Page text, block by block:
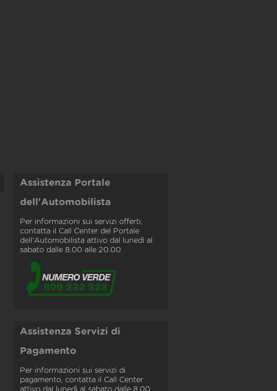
Assistenza Portale
dell'Automobilista
Per informazioni sui servizi offerti,
contatta il Call Center del Portale
dell'Automobilista attivo dal lunedì al
sabato dalle 8.00 alle 20.00
Assistenza Servizi di
Pagamento
Per informazioni sui servizi di
pagamento, contatta il Call Center